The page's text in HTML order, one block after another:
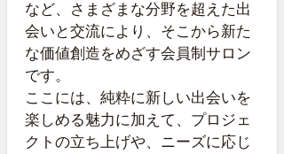
など、さまざまな分野を超えた出
会いと交流により、そこから新た
な価値創造をめざす会員制サロン
です。
ここには、純粋に新しい出会いを
楽しめる魅力に加えて、プロジェ
クトの立ち上げや、ニーズに応じ